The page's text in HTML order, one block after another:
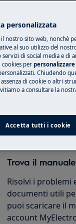
Prenota una
Ripara il tuo
nostri centri
Trova il
Risolvi i problemi
documenti utili
puoi scaricare il
account
personalizzata
nostro sito web, nonchè
al suo utilizzo del
di social media e di
cookies per personalizzare
Chiudendo
di cookie o altri
a consultare la
Accetta tutti i cookie